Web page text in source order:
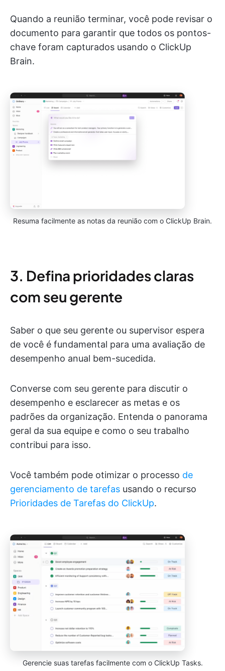
Quando a reunião terminar, você pode revisar o
documento para garantir que todos os pontos-
chave foram capturados usando o ClickUp
Brain.
Resuma facilmente as notas da reunião com o ClickUp Brain.
3. Defina prioridades claras
com seu gerente
Saber o que seu gerente ou supervisor espera
de você é fundamental para uma avaliação de
desempenho anual bem-sucedida.
Converse com seu gerente para discutir o
desempenho e esclarecer as metas e os
padrões da organização. Entenda o panorama
geral da sua equipe e como o seu trabalho
contribui para isso.
Você também pode otimizar o processo de
gerenciamento de tarefas usando o recurso
Prioridades de Tarefas do ClickUp.
Gerencie suas tarefas facilmente com o ClickUp Tasks.